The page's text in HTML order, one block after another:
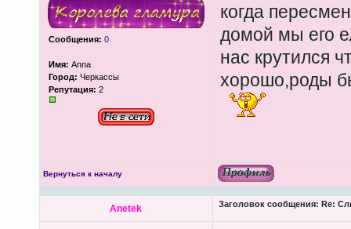
Сообщения: 0
Имя: Anna
Город: Черкассы
Репутация: 2
когда
домой мы его
нас крутился
хорошо,роды
Вернуться к началу
Anetek Заголовок сообщения: Re: